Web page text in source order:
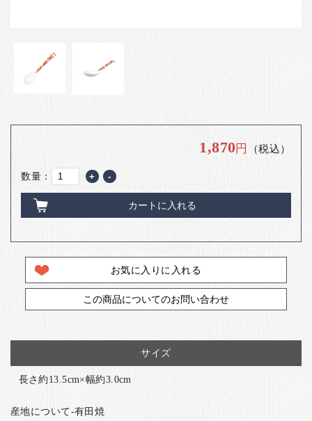
1,870円 （税込）
数量： + -
カートに入れる
お気に入りに入れる
この商品についてのお問い合わせ
サイズ
長さ約13.5cm×幅約3.0cm
産地について-有田焼